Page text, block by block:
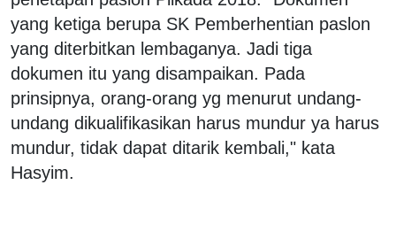
yang ketiga berupa SK Pemberhentian paslon
yang diterbitkan lembaganya. Jadi tiga
dokumen itu yang disampaikan. Pada
prinsipnya, orang-orang yg menurut undang-
undang dikualifikasikan harus mundur ya harus
mundur, tidak dapat ditarik kembali," kata
Hasyim.